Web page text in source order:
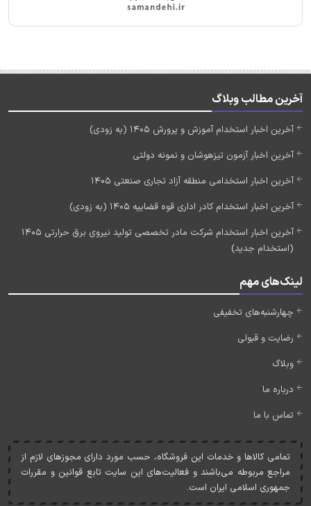
آخرین مطالب وبلاگ
آخرین اخبار استخدام آموزش و پرورش 1405 (به زودی)
آخرین اخبار آزمون تیزهوشان و نمونه دولتی
آخرین اخبار استخدامی منطقه آزاد تجاری صنعتی 1405
آخرین اخبار استخدام کادر اداری قوه قضاییه 1405 (به زودی)
آخرین اخبار استخدام شرکت مادر تخصصی تولید نیروی برق حرارتی 1405
(استخدام جدید)
لینک‌های مهم
چهارشنبه‌های تخفیفی
رضایت و قبولی
وبلاگ
درباره ما
تماس با ما
تمامی کالاها و خدمات اين فروشگاه، حسب مورد دارای مجوزهای لازم از
مراجع مربوطه می‌باشند و فعاليت‌های اين سايت تابع قوانين و مقررات
جمهوری اسلامی ايران است.